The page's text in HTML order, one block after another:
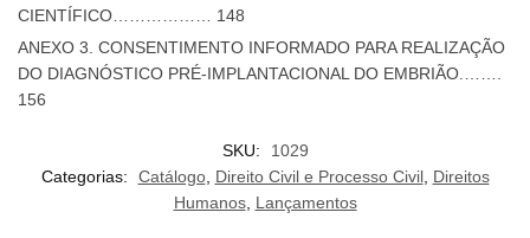
CIENTÍFICO……………… 148
ANEXO 3. CONSENTIMENTO INFORMADO PARA REALIZAÇÃO
DO DIAGNÓSTICO PRÉ-IMPLANTACIONAL DO EMBRIÃO.…….
156
SKU:
1029
Categorias:
Catálogo, Direito Civil e Processo Civil, Direitos
Humanos, Lançamentos